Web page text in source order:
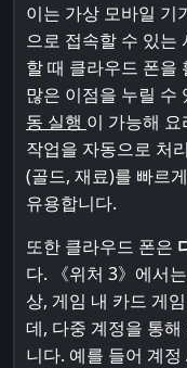
이는 가상 모바일 기
으로 접속할 수 있는
할 때 클라우드 폰을
많은 이점을 누릴 수
동 실행 이 가능해
작업을 자동으로 처
(골드, 재료)를 빠르
유용합니다.
또한 클라우드 폰은
다. 《위처 3》에서
상, 게임 내 카드 게
데, 다중 계정을 통
니다. 예를 들어 계